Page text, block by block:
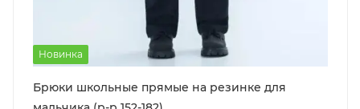
Новинка
Брюки школьные прямые на резинке для